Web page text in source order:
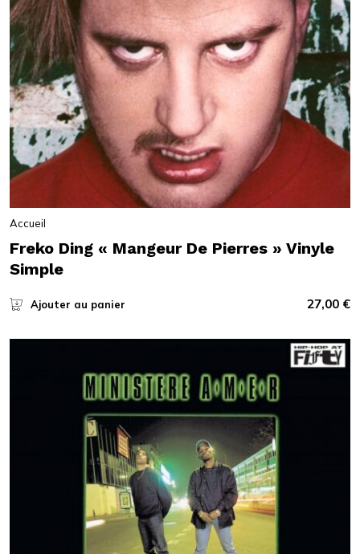
Accueil
Freko Ding « Mangeur De Pierres » Vinyle
Simple
Ajouter au panier 27,00 €